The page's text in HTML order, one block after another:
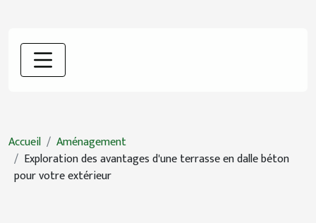
Accueil
Aménagement
Exploration des avantages d'une terrasse en dalle béton
pour votre extérieur